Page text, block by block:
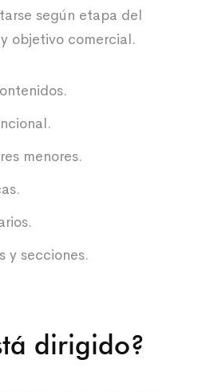
según etapa del
objetivo comercial.
menores.
y secciones.
dirigido?